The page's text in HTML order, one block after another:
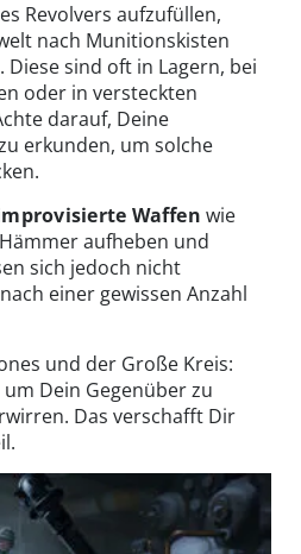
Revolvers aufzufüllen,
nach Munitionskisten
sind oft in Lagern, bei
oder in versteckten
darauf, Deine
erkunden, um solche
Waffen wie
aufheben und
sich jedoch nicht
einer gewissen Anzahl
und der Große Kreis:
Dein Gegenüber zu
Das verschafft Dir